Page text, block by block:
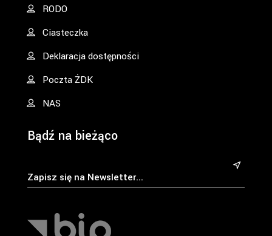
RODO
Ciasteczka
Deklaracja dostępności
Poczta ŻDK
NAS
Bądź na bieżąco
&